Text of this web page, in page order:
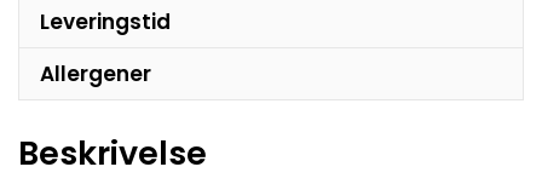
Leveringstid
Allergener
Beskrivelse